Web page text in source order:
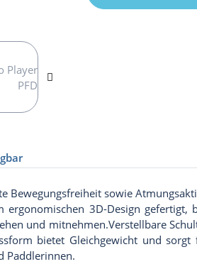
Bewegungsfreiheit sowie
3D-Design
und mitnehmen.Verstellbare
bietet Gleichgewicht und
Paddlerinnen.